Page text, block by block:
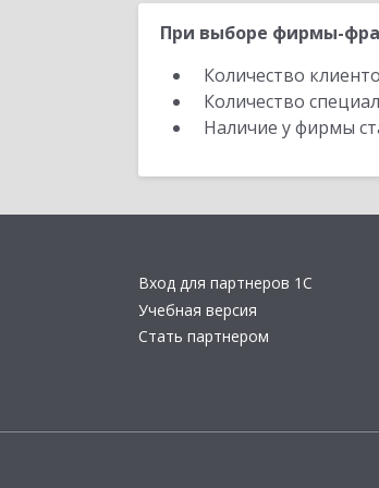
При выборе фирмы-
Количество
Количество
Наличие у фирмы
Вход для партнеров 1С
Учебная версия
Стать партнером